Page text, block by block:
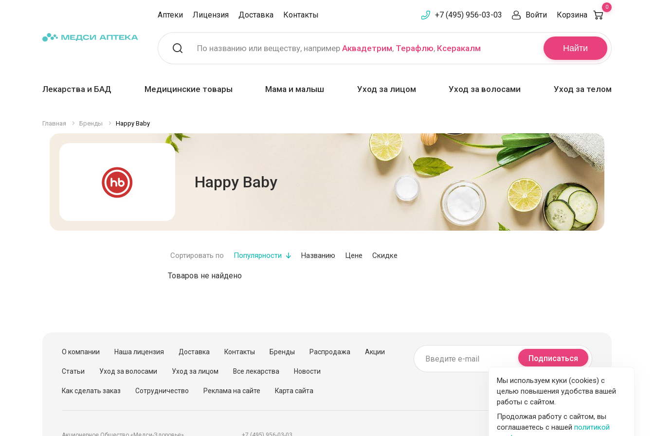
Аптеки Лицензия Доставка Контакты +7 (495) 956-03-03 Войти Корзина
0
Найти
По названию или веществу, например Аквадетрим, Терафлю, Ксеракалм
Лекарства и БАД Медицинские товары Мама и малыш Уход за лицом Уход за волосами Уход за телом
Главная Бренды Happy Baby
Happy Baby
Сортировать по Популярности Названию Цене Скидке
Товаров не найдено
О компании Наша лицензия Доставка Контакты Бренды Распродажа Акции
Статьи Уход за волосами Уход за лицом Все лекарства Новости
Как сделать заказ Сотрудничество Реклама на сайте Карта сайта
Подписаться
Мы используем куки (cookies) с
целью повышения удобства вашей
работы с сайтом.
Продолжая работу с сайтом, вы
соглашаетесь с нашей политикой